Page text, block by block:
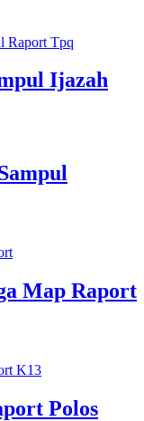
Ijazah
Map Raport
Polos